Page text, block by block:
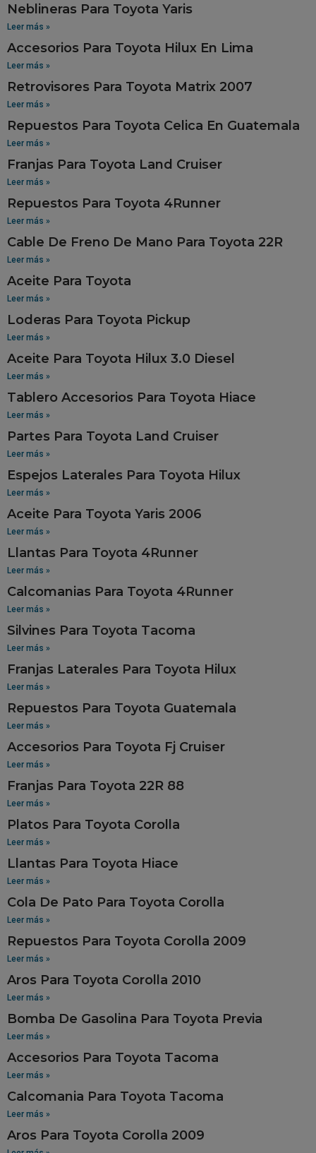
Neblineras Para Toyota Yaris
Leer más »
Accesorios Para Toyota Hilux En Lima
Leer más »
Retrovisores Para Toyota Matrix 2007
Leer más »
Repuestos Para Toyota Celica En Guatemala
Leer más »
Franjas Para Toyota Land Cruiser
Leer más »
Repuestos Para Toyota 4Runner
Leer más »
Cable De Freno De Mano Para Toyota 22R
Leer más »
Aceite Para Toyota
Leer más »
Loderas Para Toyota Pickup
Leer más »
Aceite Para Toyota Hilux 3.0 Diesel
Leer más »
Tablero Accesorios Para Toyota Hiace
Leer más »
Partes Para Toyota Land Cruiser
Leer más »
Espejos Laterales Para Toyota Hilux
Leer más »
Aceite Para Toyota Yaris 2006
Leer más »
Llantas Para Toyota 4Runner
Leer más »
Calcomanias Para Toyota 4Runner
Leer más »
Silvines Para Toyota Tacoma
Leer más »
Franjas Laterales Para Toyota Hilux
Leer más »
Repuestos Para Toyota Guatemala
Leer más »
Accesorios Para Toyota Fj Cruiser
Leer más »
Franjas Para Toyota 22R 88
Leer más »
Platos Para Toyota Corolla
Leer más »
Llantas Para Toyota Hiace
Leer más »
Cola De Pato Para Toyota Corolla
Leer más »
Repuestos Para Toyota Corolla 2009
Leer más »
Aros Para Toyota Corolla 2010
Leer más »
Bomba De Gasolina Para Toyota Previa
Leer más »
Accesorios Para Toyota Tacoma
Leer más »
Calcomania Para Toyota Tacoma
Leer más »
Aros Para Toyota Corolla 2009